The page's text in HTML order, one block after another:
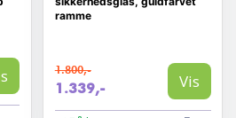
ramme
1.800,-
1.339,- Vis